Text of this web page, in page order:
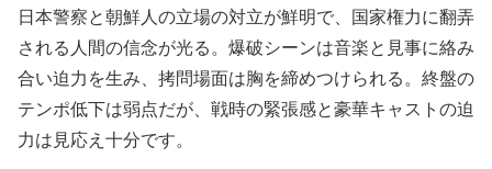
日本警察と朝鮮人の立場の対立が鮮明で、国家権力に翻弄
される人間の信念が光る。爆破シーンは音楽と見事に絡み
合い迫力を生み、拷問場面は胸を締めつけられる。終盤の
テンポ低下は弱点だが、戦時の緊張感と豪華キャストの迫
力は見応え十分です。